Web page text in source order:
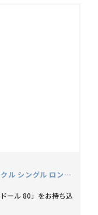
エルメス ファランドール 80 シェーヌダンクル シングル ロング ネックレス SV925
ール 80」をお持ち込